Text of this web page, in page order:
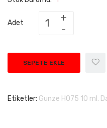
Adet
SEPETE EKLE
Etiketler: Gunze H075 10 ml.